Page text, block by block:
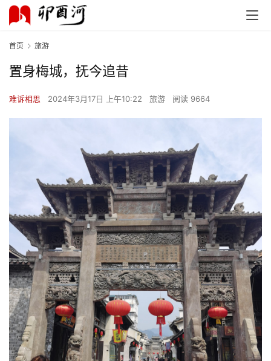
首页 旅游
置身梅城，抚今追昔
难诉相思 2024年3月17日 上午10:22 旅游 阅读 9664